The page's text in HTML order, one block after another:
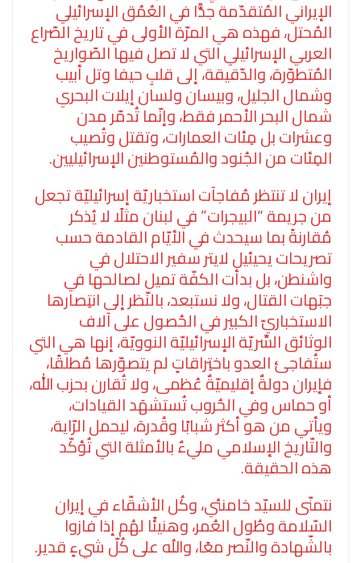
الإيراني المُتقدّمة جدًّا في العُمُق الإسرائيلي
المُحتل، فهذه هي المرّة الأولى في تاريخ الصّراع
العربي الإسرائيلي التي لا تصل فيها الصّواريخ
المُتطوّرة، والدّقيقة، إلى قلبِ حيفا وتل أبيب
وشمال الجليل، وبيسان ولسان إيلات البحري
شمال البحر الأحمر فقط، وإنّما تُدمّر مدن
وعشرات بل مِئات العمارات، وتقتل وتُصيب
المِئات من الجُنود والمُستوطنين الإسرائيليين.
إيران لا تنتظر مُفاجآت استخباريّة إسرائيليّة تجعل
من جريمة “البيجرات” في لبنان مثلًا لا يُذكر
مُقارنةً بما سيحدث في الأيّام القادمة حسب
تصريحات يحيئيل لايتر سفير الاحتلال في
واشنطن، بل بدأت الكفّة تميل لصالحها في
جبَهات القتال، ولا نستبعد، بالنّظر إلى انتِصارها
الاستخباريّ الكبير في الحُصول على آلاف
الوثائق السِّريّة الإسرائيليّة النوويّة، إنها هي التي
ستُفاجئ العدو باختِراقاتٍ لم يتصوّرها مُطلقًا،
فإيران دولةٌ إقليميّةٌ عُظمى، ولا تُقارن بحزب الله،
أو حماس وفي الحُروب تُستشهَد القيادات،
ويأتي من هو أكثر شبابًا وقُدرة، ليحمل الرّاية،
والتّاريخ الإسلامي مليءٌ بالأمثلة التي تُؤكّد
هذه الحقيقة.
نتمنّى للسيّد خامنئي، وكُل الأشقّاء في إيران
السّلامة وطُول العُمر، وهنيئًا لهُم إذا فازوا
بالشّهادة والنّصر معًا، واللُه على كُلّ شيءٍ قدير.